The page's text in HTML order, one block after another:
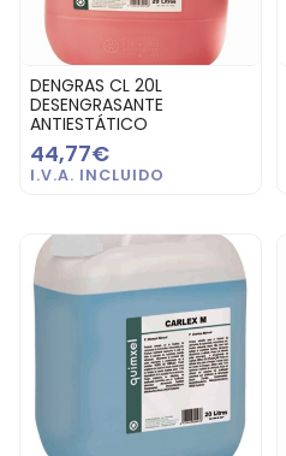
DENGRAS CL 20L
DESENGRASANTE
ANTIESTÁTICO
44,77€